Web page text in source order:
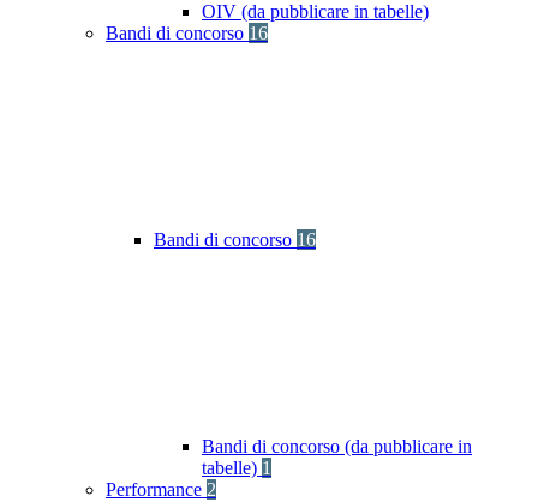
OIV (da pubblicare in tabelle)
Bandi di concorso 16
Bandi di concorso 16
Bandi di concorso (da pubblicare in
tabelle) 1
Performance 2